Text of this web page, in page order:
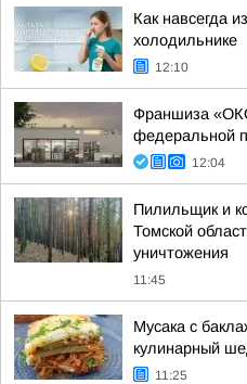
Как навсегда
холодильнике
12:10
Франшиза
федеральной
12:04
Пилильщик и
Томской
уничтожения
11:45
Мусака с
кулинарный
11:25